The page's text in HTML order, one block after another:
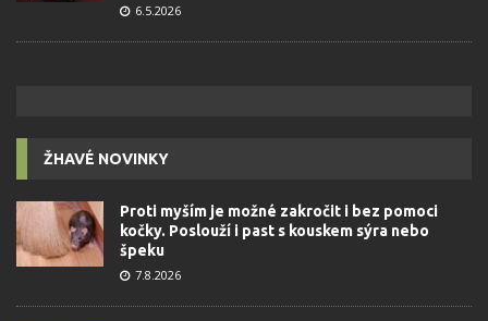
6.5.2026
ŽHAVÉ NOVINKY
Proti myším je možné zakročit i bez pomoci
kočky. Poslouží i past s kouskem sýra nebo
špeku
7.8.2026